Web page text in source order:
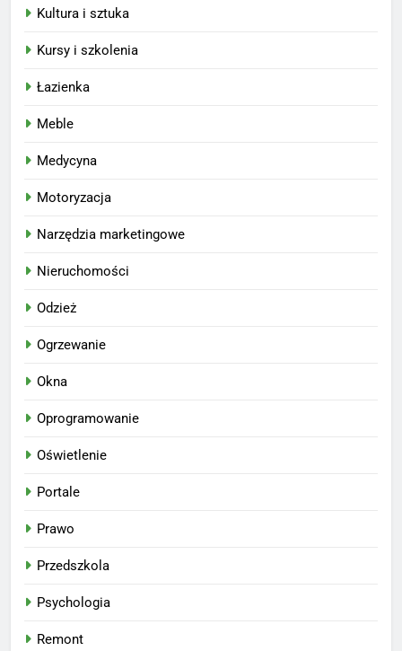
Kultura i sztuka
Kursy i szkolenia
Łazienka
Meble
Medycyna
Motoryzacja
Narzędzia marketingowe
Nieruchomości
Odzież
Ogrzewanie
Okna
Oprogramowanie
Oświetlenie
Portale
Prawo
Przedszkola
Psychologia
Remont